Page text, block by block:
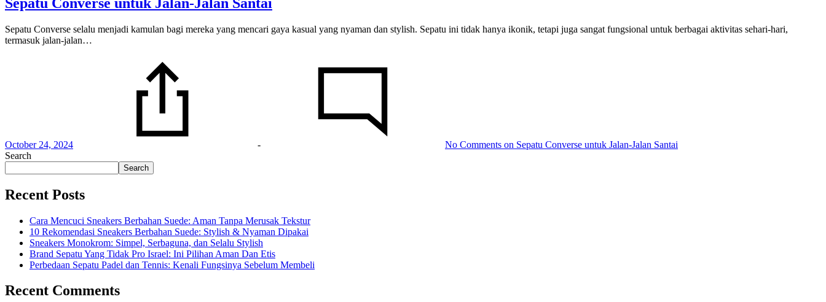
Sepatu Converse selalu menjadi kamulan bagi mereka yang mencari gaya kasual yang nyaman dan stylish. Sepatu ini tidak hanya ikonik, tetapi juga sangat fungsional untuk berbagai aktivitas sehari-hari,
termasuk jalan-jalan…
October 24, 2024 - No Comments on Sepatu Converse untuk Jalan-Jalan Santai
Search
Search
Recent Posts
Cara Mencuci Sneakers Berbahan Suede: Aman Tanpa Merusak Tekstur
10 Rekomendasi Sneakers Berbahan Suede: Stylish & Nyaman Dipakai
Sneakers Monokrom: Simpel, Serbaguna, dan Selalu Stylish
Brand Sepatu Yang Tidak Pro Israel: Ini Pilihan Aman Dan Etis
Perbedaan Sepatu Padel dan Tennis: Kenali Fungsinya Sebelum Membeli
Recent Comments